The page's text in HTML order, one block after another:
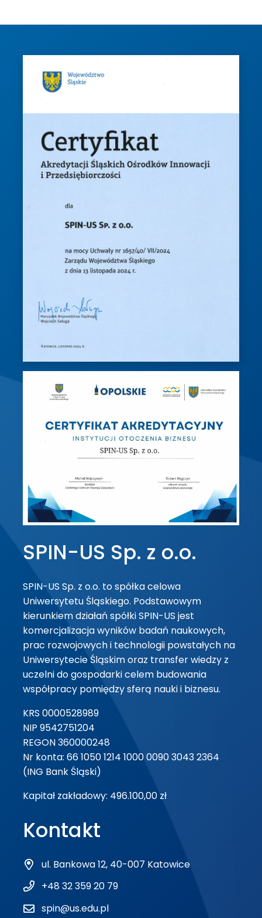
SPIN-US Sp. z o.o.
SPIN-US Sp. z o.o. to spółka celowa
Uniwersytetu Śląskiego. Podstawowym
kierunkiem działań spółki SPIN-US jest
komercjalizacja wyników badań naukowych,
prac rozwojowych i technologii powstałych na
Uniwersytecie Śląskim oraz transfer wiedzy z
uczelni do gospodarki celem budowania
współpracy pomiędzy sferą nauki i biznesu.
KRS 0000528989
NIP 9542751204
REGON 360000248
Nr konta: 66 1050 1214 1000 0090 3043 2364
(ING Bank Śląski)
Kapitał zakładowy: 496.100,00 zł
Kontakt
ul. Bankowa 12, 40-007 Katowice
+48 32 359 20 79
spin@us.edu.pl